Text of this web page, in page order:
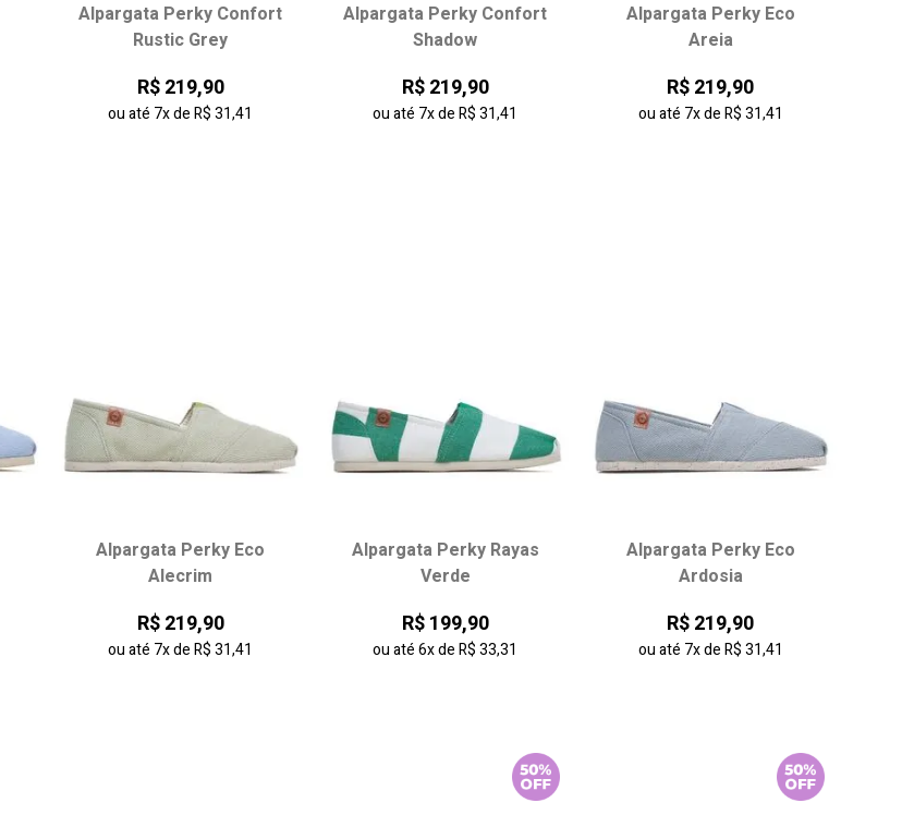
Escolha seu tamanho:
37
Escolha seu tamanho:
39 40
Escolha seu tamanho:
38
39
Alpargata Perky Confort
Rustic Grey
R$ 219,90
ou até 7xdeR$ 31,41
Escolha seu tamanho:
39 40
Alpargata Perky Confort
Shadow
R$ 219,90
ou até 7xdeR$ 31,41
Escolha seu tamanho:
39
Alpargata Perky Eco
Areia
R$ 219,90
ou até 7xdeR$ 31,41
Escolha seu tamanho:
38 39
Alpargata Perky Eco
Alecrim
R$ 219,90
ou até 7xdeR$ 31,41
Alpargata Perky Rayas
Verde
R$ 199,90
ou até6xdeR$ 33,31
Alpargata Perky Eco
Ardosia
R$ 219,90
ou até 7xdeR$ 31,41